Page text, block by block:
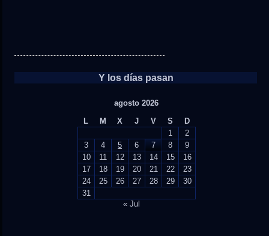
Y los días pasan
agosto 2026
L
M X J V S
D
1
2
3
4 5 6 7 8
9
10
11 12 13 14 15
16
17
18 19 20 21 22
23
24
25 26 27 28 29
30
31
« Jul